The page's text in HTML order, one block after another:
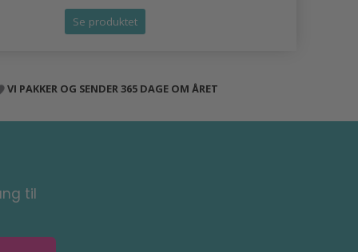
Se produktet
VI PAKKER OG SENDER 365 DAGE OM ÅRET
til